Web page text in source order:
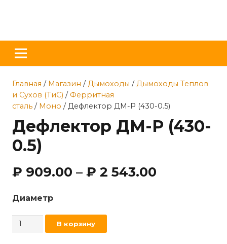
Главная / Магазин /Дымоходы /Дымоходы Теплов
и Сухов (ТиС) / Ферритная
сталь / Моно / Дефлектор ДМ-Р (430-0.5)
Дефлектор ДМ-Р (430-
0.5)
₽ 909.00 – ₽ 2 543.00
Диаметр
КоличествоВ корзину